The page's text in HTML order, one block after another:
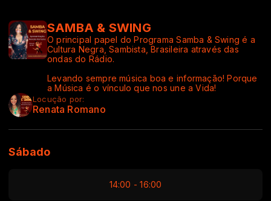
SAMBA & SWING
O principal papel do Programa Samba & Swing é a
Cultura Negra, Sambista, Brasileira através das
ondas do Rádio.
Levando sempre música boa e informação! Porque
a Música é o vínculo que nos une a Vida!
Locução por:
Renata Romano
Sábado
14:00 - 16:00